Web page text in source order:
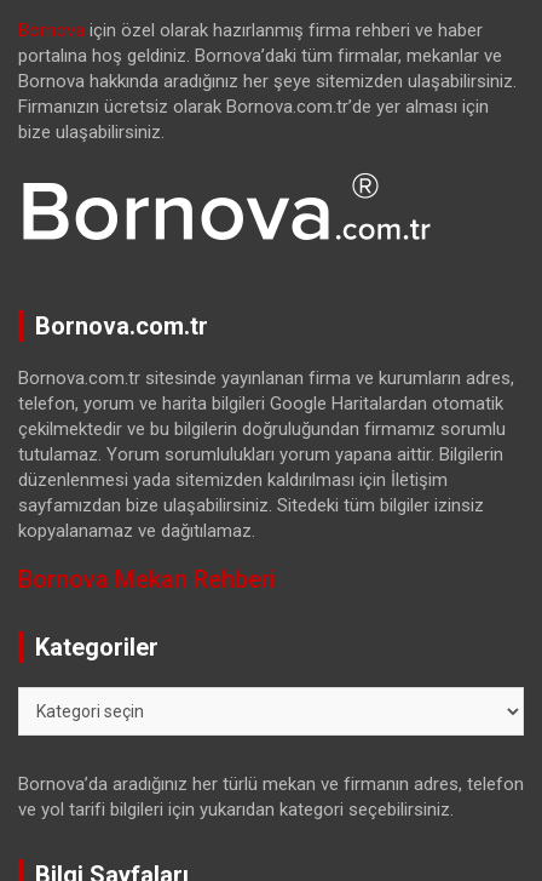
Bornova için özel olarak hazırlanmış firma rehberi ve haber
portalına hoş geldiniz. Bornova’daki tüm firmalar, mekanlar ve
Bornova hakkında aradığınız her şeye sitemizden ulaşabilirsiniz.
Firmanızın ücretsiz olarak Bornova.com.tr’de yer alması için
bize ulaşabilirsiniz.
Bornova.com.tr
Bornova.com.tr sitesinde yayınlanan firma ve kurumların adres,
telefon, yorum ve harita bilgileri Google Haritalardan otomatik
çekilmektedir ve bu bilgilerin doğruluğundan firmamız sorumlu
tutulamaz. Yorum sorumlulukları yorum yapana aittir. Bilgilerin
düzenlenmesi yada sitemizden kaldırılması için İletişim
sayfamızdan bize ulaşabilirsiniz. Sitedeki tüm bilgiler izinsiz
kopyalanamaz ve dağıtılamaz.
Bornova Mekan Rehberi
Kategoriler
Bornova’da aradığınız her türlü mekan ve firmanın adres, telefon
ve yol tarifi bilgileri için yukarıdan kategori seçebilirsiniz.
Bilgi Sayfaları